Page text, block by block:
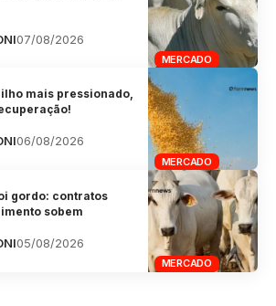
MERCADO
07/08/2026
MERCADO
mais pressionado,
06/08/2026
MERCADO
gordo: contratos
sobem
05/08/2026